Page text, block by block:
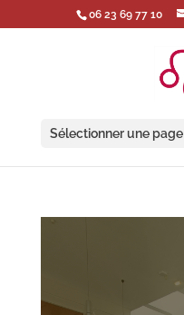
06 23 69 77 10
Sélectionner une page